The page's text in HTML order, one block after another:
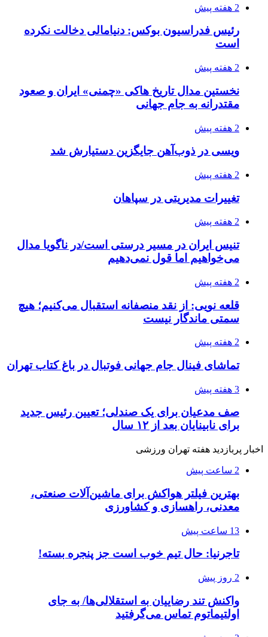
2 هفته پیش
رئیس فدراسیون بوکس: دنیامالی دخالت نکرده
است
2 هفته پیش
نخستین مدال تاریخ هاکی «چمنی» ایران و صعود
مقتدرانه به جام جهانی
2 هفته پیش
ویسی در ذوب‌آهن جایگزین دستیارش شد
2 هفته پیش
تغییرات مدیریتی در سپاهان
2 هفته پیش
تنیس ایران در مسیر درستی است/در ناگویا مدال
می‌خواهیم اما قول نمی‌دهیم
2 هفته پیش
قلعه نویی: از نقد منصفانه استقبال می‌کنیم؛ هیچ
سمتی ماندگار نیست
2 هفته پیش
تماشای فینال جام جهانی فوتبال در باغ کتاب تهران
3 هفته پیش
صف مدعیان برای یک صندلی؛ تعیین رئیس جدید
برای نابینایان بعد از ۱۲ سال
اخبار پربازدید هفته تهران ورزشی
2 ساعت پیش
بهترین فیلتر هواکش برای ماشین‌آلات صنعتی،
معدنی، راهسازی و کشاورزی
13 ساعت پیش
تاجرنیا: حال تیم خوب است جز پنجره بسته!
2 روز پیش
واکنش تند رضاییان به استقلالی‌ها/ به جای
اولتیماتوم تماس می‌گرفتید